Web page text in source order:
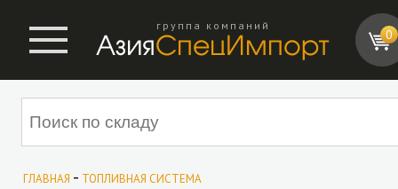
0
группа компаний
ГЛАВНАЯ - ТОПЛИВНАЯ СИСТЕМА